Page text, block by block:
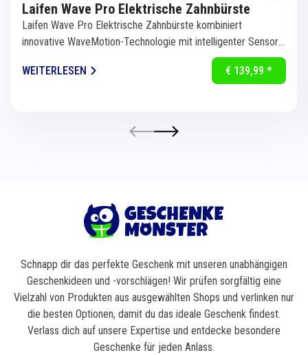
Laifen Wave Pro Elektrische Zahnbürste
Laifen Wave Pro Elektrische Zahnbürste kombiniert
innovative WaveMotion-Technologie mit intelligenter Sensorik
WEITERLESEN
€ 139,99 *
Schnapp dir das perfekte Geschenk mit unseren unabhängigen
Geschenkideen und -vorschlägen! Wir prüfen sorgfältig eine
Vielzahl von Produkten aus ausgewählten Shops und verlinken nur
die besten Optionen, damit du das ideale Geschenk findest.
Verlass dich auf unsere Expertise und entdecke besondere
Geschenke für jeden Anlass.